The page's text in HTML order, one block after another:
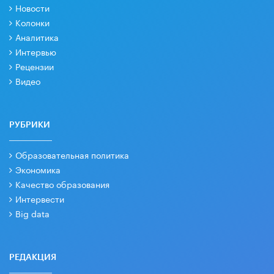
Новости
Колонки
Аналитика
Интервью
Рецензии
Видео
РУБРИКИ
Образовательная политика
Экономика
Качество образования
Интервести
Big data
РЕДАКЦИЯ